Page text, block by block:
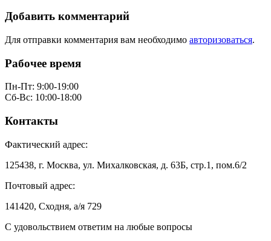
Добавить комментарий
Для отправки комментария вам необходимо авторизоваться.
Рабочее время
Пн-Пт: 9:00-19:00
Сб-Вс: 10:00-18:00
Контакты
Фактический адрес:
125438, г. Москва, ул. Михалковская, д. 63Б, стр.1, пом.6/2
Почтовый адрес:
141420, Сходня, а/я 729
С удовольствием ответим на любые вопросы